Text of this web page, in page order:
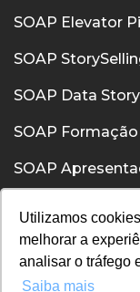
Utilizamos
melhorar a
analisar o tráfego
Saiba mais
SOAP Elevator
SOAP
SOAP Data
SOAP
SOAP
SOAP